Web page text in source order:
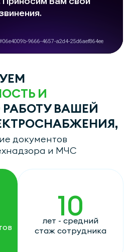
И
РАБОТУ ВАШЕЙ
документов
и МЧС
10
лет - средний
стаж сотрудника